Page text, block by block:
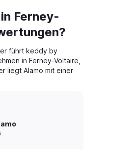
Ferney-
führt keddy by
in Ferney-Voltaire,
liegt Alamo mit einer